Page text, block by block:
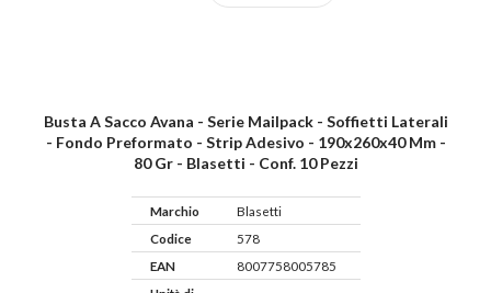
Busta A Sacco Avana - Serie Mailpack - Soffietti Laterali
- Fondo Preformato - Strip Adesivo - 190x260x40 Mm -
80 Gr - Blasetti - Conf. 10 Pezzi
Marchio
Blasetti
Codice
578
EAN
8007758005785